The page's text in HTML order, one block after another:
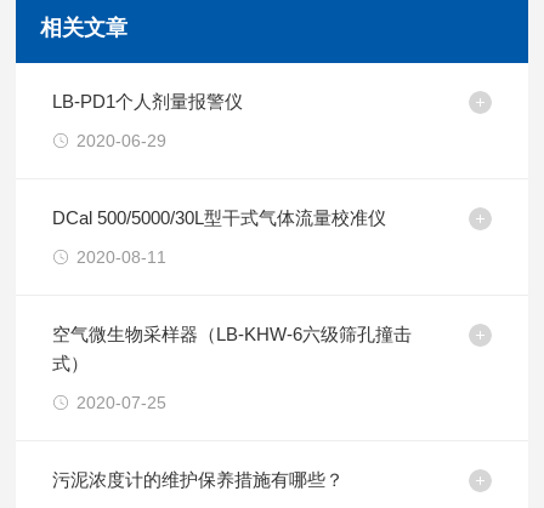
相关文章
LB-PD1个人剂量报警仪
2020-06-29
DCal 500/5000/30L型干式气体流量校准仪
2020-08-11
空气微生物采样器（LB-KHW-6六级筛孔撞击
式）
2020-07-25
污泥浓度计的维护保养措施有哪些？